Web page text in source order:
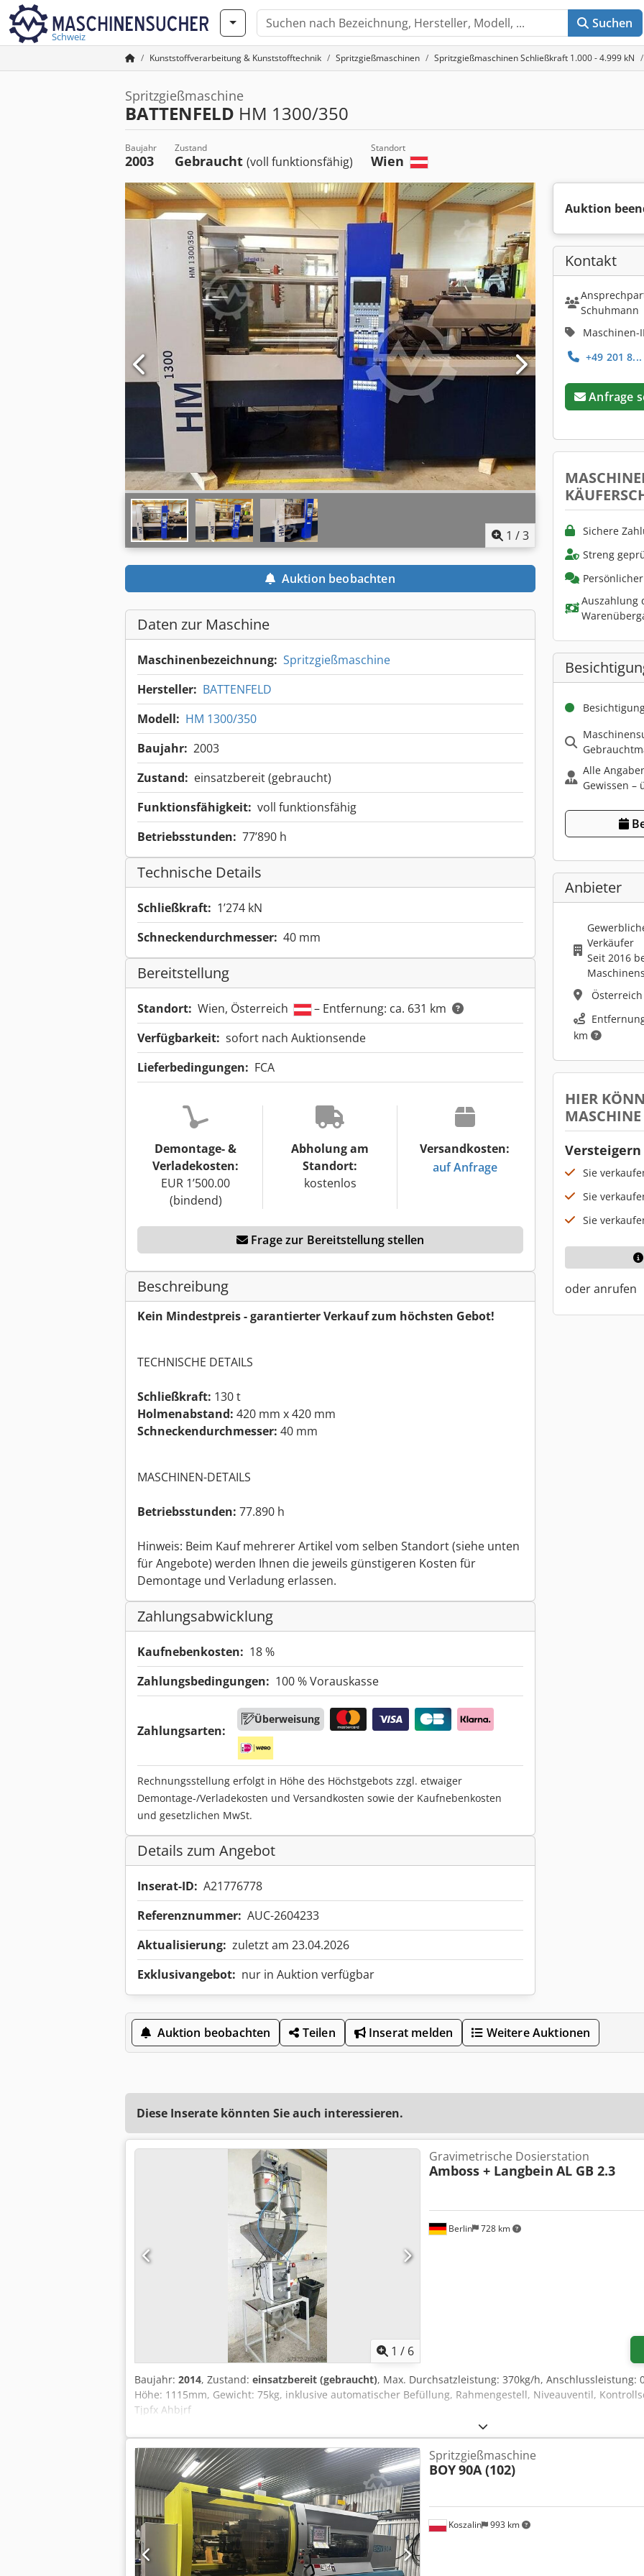
Schweiz
Suchen
Kunststoffverarbeitung & Kunststofftechnik Spritzgießmaschinen Spritzgießmaschinen Schließkraft 1.000 - 4.999 kN
Spritzgießmaschine
BATTENFELD HM 1300/350
Baujahr
2003
Zustand
Gebraucht (voll funktionsfähig)
Standort
Wien
1 /3
Auktion beobachten
Daten zur Maschine
Maschinenbezeichnung: Spritzgießmaschine
Hersteller: BATTENFELD
Modell: HM 1300/350
Baujahr: 2003
Zustand: einsatzbereit (gebraucht)
Funktionsfähigkeit: voll funktionsfähig
Betriebsstunden: 77’890 h
Technische Details
Schließkraft: 1’274 kN
Schneckendurchmesser: 40 mm
Bereitstellung
Standort: Wien, Österreich
– Entfernung: ca. 631 km
Verfügbarkeit: sofort nach Auktionsende
Lieferbedingungen: FCA
Demontage- &
Verladekosten:
EUR 1’500.00
(bindend)
Abholung am
Standort:
kostenlos
Versandkosten:
auf Anfrage
Frage zur Bereitstellung stellen
Beschreibung
Kein Mindestpreis - garantierter Verkauf zum höchsten Gebot!
TECHNISCHE DETAILS
Schließkraft: 130 t
Holmenabstand: 420 mm x 420 mm
Schneckendurchmesser: 40 mm
MASCHINEN-DETAILS
Betriebsstunden: 77.890 h
Hinweis: Beim Kauf mehrerer Artikel vom selben Standort (siehe unten
für Angebote) werden Ihnen die jeweils günstigeren Kosten für
Demontage und Verladung erlassen.
Zahlungsabwicklung
Kaufnebenkosten: 18 %
Zahlungsbedingungen: 100 % Vorauskasse
Zahlungsarten:
Überweisung
Rechnungsstellung erfolgt in Höhe des Höchstgebots zzgl. etwaiger
Demontage-/Verladekosten und Versandkosten sowie der Kaufnebenkosten
und gesetzlichen MwSt.
Details zum Angebot
Inserat-ID: A21776778
Referenznummer: AUC-2604233
Aktualisierung: zuletzt am 23.04.2026
Exklusivangebot: nur in Auktion verfügbar
Auktion
Kontakt
Schuhmann
Maschinen-
+49 201
Anfrage
Sichere
Streng
Auszahlung
Alle
Gewissen –
Anbieter
Verkäufer
Seit 2016
Österreich
km
HIER
MASCHINE
Sie
Sie
Sie
oder anrufen
Auktion beobachten Teilen Inserat melden Weitere Auktionen
Diese Inserate könnten Sie auch interessieren.
1 / 6
Berlin 728 km
Gravimetrische Dosierstation
Amboss + Langbein AL GB 2.3
Baujahr: 2014, Zustand: einsatzbereit (gebraucht), Max. Durchsatzleistung: 370kg/h, Anschlussleistung:
Höhe: 1115mm, Gewicht: 75kg, inklusive automatischer Befüllung, Rahmengestell, Niveauventil,
Tjpfx Ahbjrf
Koszalin 993 km
Spritzgießmaschine
BOY90A (102)